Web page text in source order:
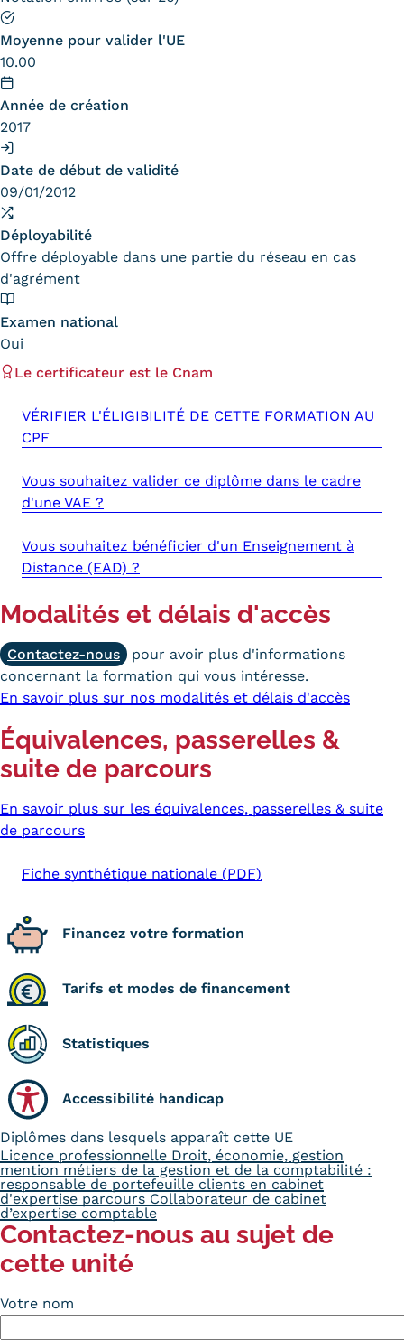
Statistiques
FAQ
Qualiopi
Mobilité internationale et
Règlement intérieur
Infos élèves
Modalités de financement
Infos entreprises
Former ses salariés
Infos enseignants
Être enseignant au Cnam
Infos partenaires
Liste des partenaires
Communication
Prospect
JPO
Moyenne pour valider l'UE
10.00
Année de création
2017
Date de début de validité
09/01/2012
Déployabilité
Offre déployable dans une partie du réseau en cas
d'agrément
Examen national
Oui
Le certificateur est le Cnam
VÉRIFIER L'ÉLIGIBILITÉ DE CETTE FORMATION AU
CPF
Vous souhaitez valider ce diplôme dans le cadre
d'une VAE ?
Vous souhaitez bénéficier d'un Enseignement à
Distance (EAD) ?
Modalités et délais d'accès
Contactez-nous
pour avoir plus d'informations
concernant la formation qui vous intéresse.
En savoir plus sur nos modalités et délais d'accès
Équivalences, passerelles &
suite de parcours
En savoir plus sur les équivalences, passerelles & suite
de parcours
Fiche synthétique nationale (PDF)
Financez votre formation
Tarifs et modes de financement
Statistiques
Accessibilité handicap
Diplômes dans lesquels apparaît cette UE
Licence professionnelle Droit, économie, gestion
mention métiers de la gestion et de la comptabilité :
responsable de portefeuille clients en cabinet
d'expertise parcours Collaborateur de cabinet
d’expertise comptable
Contactez-nous au sujet de
cette unité
Votre nom